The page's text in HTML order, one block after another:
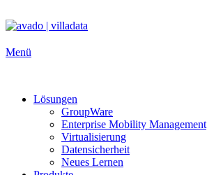
Inhalt
Menü
Lösungen
GroupWare
Enterprise Mobility Management
Virtualisierung
Datensicherheit
Neues Lernen